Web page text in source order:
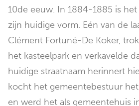
10de eeuw. In 1884-1885 is
zijn huidige vorm. Eén van de
Clément Fortuné-De Koker,
het kasteelpark en verkavelde
huidige straatnaam herinnert
kocht het gemeentebestuur
en werd het als gemeentehuis